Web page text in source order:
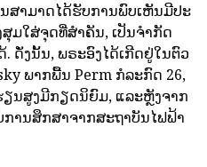
ສາມາດໄດ້ຮັບການພົບເຫັນມີປະ
ມໃສ່ຈຸດທີ່ສໍາຄັນ, ເປັນຈໍາກັດ
ດັ່ງນັ້ນ, ພຣະອົງໄດ້ເກີດຢູ່ໃນຕົວ
ພາກພື້ນ Perm ກໍລະກົດ 26,
ຽນສູງມີກຽດນິຍົມ, ແລະຫຼັງຈາກ
ການສຶກສາຈາກສະຖາບັນໄຟຟ້າ